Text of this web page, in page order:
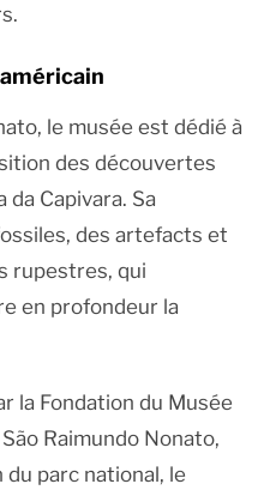
le musée est dédié à
des découvertes
Capivara. Sa
des artefacts et
rupestres, qui
en profondeur la
la Fondation du Musée
Raimundo Nonato,
parc national, le